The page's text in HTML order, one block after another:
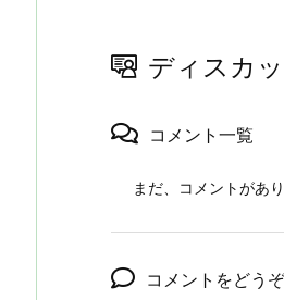
ディスカ
コメント一覧
まだ、コメントがあ
コメントをどうぞ